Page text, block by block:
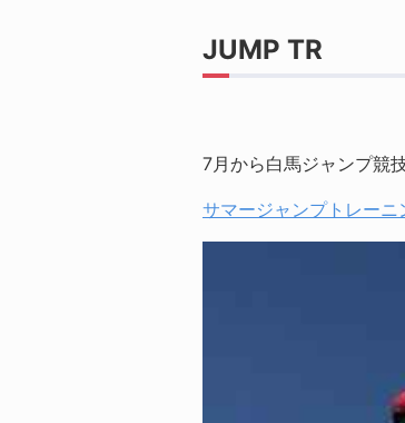
JUMP TR
7月から白馬ジャンプ競
サマージャンプトレーニ